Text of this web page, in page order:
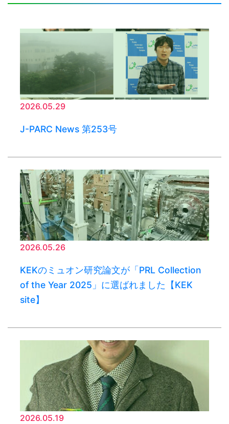
2026.05.29
J-PARC News 第253号
2026.05.26
KEKのミュオン研究論文が「PRL Collection
of the Year 2025」に選ばれました【KEK
site】
2026.05.19